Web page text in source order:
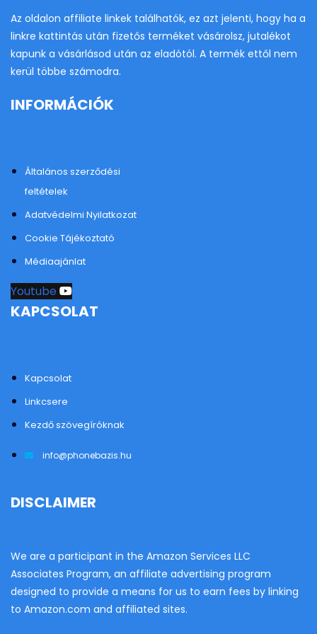
Az oldalon affiliate linkek találhatók, ez azt jelenti, hogy ha a
linkre kattintás után fizetős terméket vásárolsz, jutalékot
kapunk a vásárlásod után az eladótól. A termék ettől nem
kerül többe számodra.
INFORMÁCIÓK
Általános szerződési
feltételek
Adatvédelmi Nyilatkozat
Cookie Tájékoztató
Médiaajánlat
Youtube
KAPCSOLAT
Kapcsolat
Linkcsere
Kezdő szövegíróknak
info@phonebazis.hu
DISCLAIMER
We are a participant in the Amazon Services LLC
Associates Program, an affiliate advertising program
designed to provide a means for us to earn fees by linking
to Amazon.com and affiliated sites.